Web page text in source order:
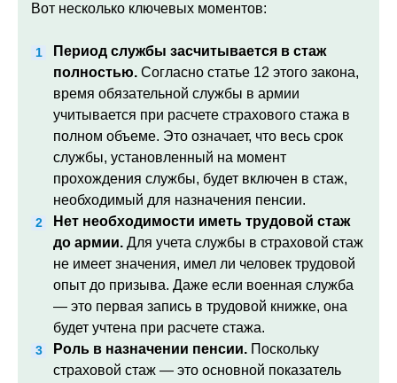
Вот несколько ключевых моментов:
Период службы засчитывается в стаж
полностью. Согласно статье 12 этого закона,
время обязательной службы в армии
учитывается при расчете страхового стажа в
полном объеме. Это означает, что весь срок
службы, установленный на момент
прохождения службы, будет включен в стаж,
необходимый для назначения пенсии.
Нет необходимости иметь трудовой стаж
до армии. Для учета службы в страховой стаж
не имеет значения, имел ли человек трудовой
опыт до призыва. Даже если военная служба
— это первая запись в трудовой книжке, она
будет учтена при расчете стажа.
Роль в назначении пенсии. Поскольку
страховой стаж — это основной показатель